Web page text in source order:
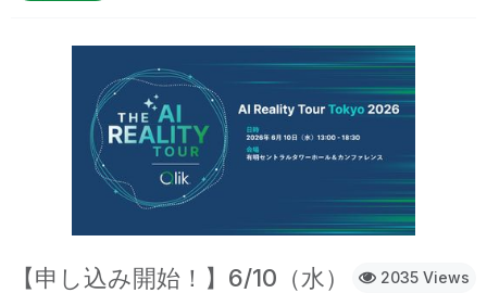
2035 Views
【申し込み開始！】6/10（水）